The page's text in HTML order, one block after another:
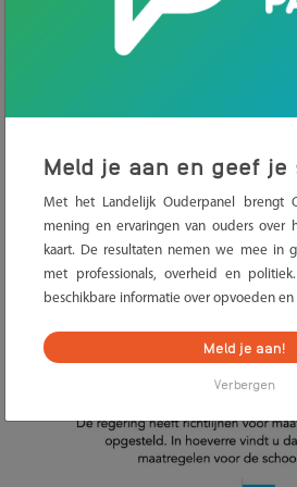
coronamaatregelen op
voorstander van strengere
vinden met name het verplichten van
het opnemen van de temperatuur van
wenselijke maatregel. Ook zien ze
meter afstand of het halveren van de
verschil tussen de basisschool en de
met kinderen op de middelbare school
strengere maatregelen dan ouders met
Meld je aan en geef je
Met het Landelijk Ouderpanel brengt
mening en ervaringen van ouders over
kaart. De resultaten nemen we mee in
met professionals, overheid en
beschikbare informatie over opvoeden
Meld je aan!
Verbergen